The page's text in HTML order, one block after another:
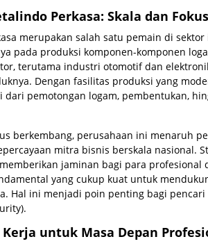
Perkasa: Skala dan
merupakan salah satu pemain di
pada produksi komponen-komponen
terutama industri otomotif dan
Dengan fasilitas produksi yang
dari pemotongan logam, pembentukan,
berkembang, perusahaan ini menaruh
mitra bisnis berskala nasional.
jaminan bagi para profesional
yang cukup kuat untuk
Hal ini menjadi poin penting bagi
untuk Masa Depan